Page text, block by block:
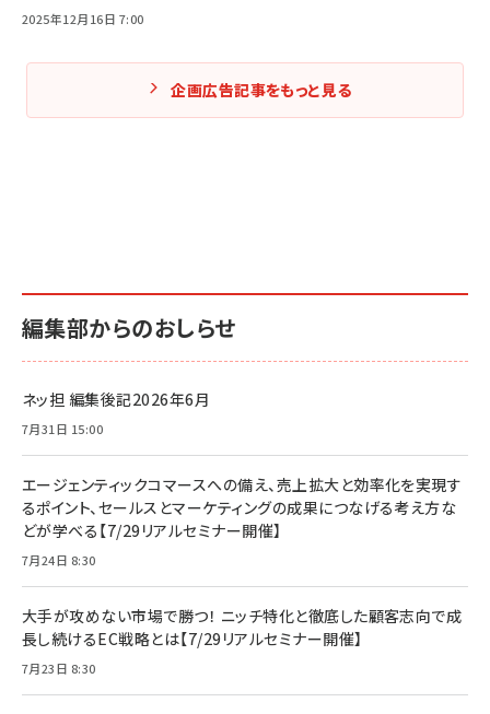
2025年12月16日 7:00
企画広告記事をもっと見る
編集部からのおしらせ
ネッ担 編集後記2026年6月
7月31日 15:00
エージェンティックコマースへの備え、売上拡大と効率化を実現す
るポイント、セールスとマーケティングの成果につなげる考え方な
どが学べる【7/29リアルセミナー開催】
7月24日 8:30
大手が攻めない市場で勝つ！ ニッチ特化と徹底した顧客志向で成
長し続けるEC戦略とは【7/29リアルセミナー開催】
7月23日 8:30